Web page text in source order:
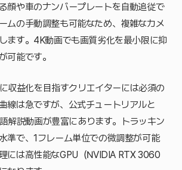
顔や車のナンバープレートを自動追従で
ムの手動調整も可能なため、複雑なカメ
ます。4K動画でも画質劣化を最小限に抑
可能です。
収益化を目指すクリエイターには必須の
線は急ですが、公式チュートリアルと
解説動画が豊富にあります。トラッキン
準で、1フレーム単位での微調整が可能
には高性能なGPU（NVIDIA RTX 3060